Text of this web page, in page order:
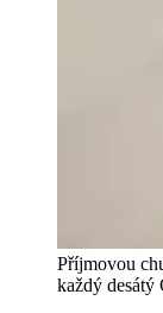
Příjmovou
každý desátý